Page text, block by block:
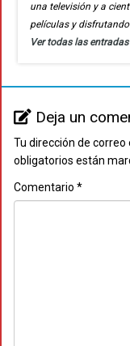
una televisión y a
películas y
Ver todas las
Deja un
Tu dirección de
obligatorios están
Comentario *